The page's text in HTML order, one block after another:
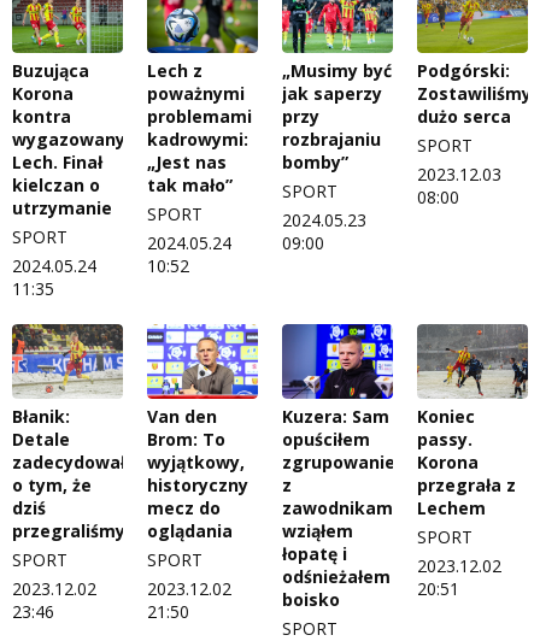
Buzująca
Korona
kontra
wygazowany
Lech. Finał
kielczan o
utrzymanie
SPORT
2024.05.24
11:35
Lech z
poważnymi
problemami
kadrowymi:
„Jest nas
tak mało”
SPORT
2024.05.24
10:52
„Musimy być
jak saperzy
przy
rozbrajaniu
bomby”
SPORT
2024.05.23
09:00
Podgórski:
Zostawiliśmy
dużo serca
SPORT
2023.12.03
08:00
Błanik:
Detale
zadecydowały
o tym, że
dziś
przegraliśmy
SPORT
2023.12.02
23:46
Van den
Brom: To
wyjątkowy,
historyczny
mecz do
oglądania
SPORT
2023.12.02
21:50
Kuzera: Sam
opuściłem
zgrupowanie
z
zawodnikami,
wziąłem
łopatę i
odśnieżałem
boisko
SPORT
Koniec
passy.
Korona
przegrała z
Lechem
SPORT
2023.12.02
20:51